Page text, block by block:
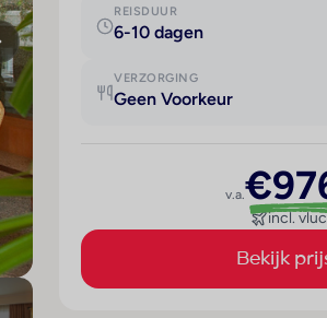
REISDUUR
6-10 dagen
VERZORGING
Geen Voorkeur
v.a.
incl.
Bekijk